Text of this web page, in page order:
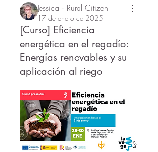
Jessica · Rural Citizen
17 de enero de 2025
[Curso] Eficiencia
energética en el regadío:
Energías renovables y su
aplicación al riego